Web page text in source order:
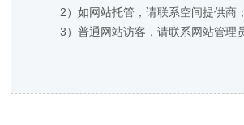
2）如网站托管，请联系空间提供商；
3）普通网站访客，请联系网站管理